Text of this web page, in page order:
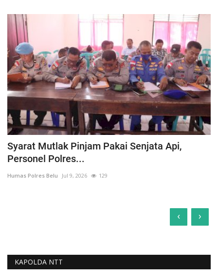
Syarat Mutlak Pinjam Pakai Senjata Api,
Personel Polres...
Humas Polres Belu Jul 9, 2026 129
‹ ›
KAPOLDA NTT